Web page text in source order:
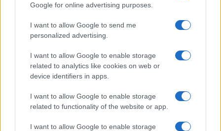
Google for online advertising purposes.
I want to allow Google to send me
personalized advertising.
I want to allow Google to enable storage
related to analytics like cookies on web or
device identifiers in apps.
I want to allow Google to enable storage
related to functionality of the website or app.
I want to allow Google to enable storage
Il portale del lavoro e della carriera. Offerte di lavoro,
stipendi, guide pratiche per trovare un'occupazione,
SEZIONI
TROVARE LAVORO